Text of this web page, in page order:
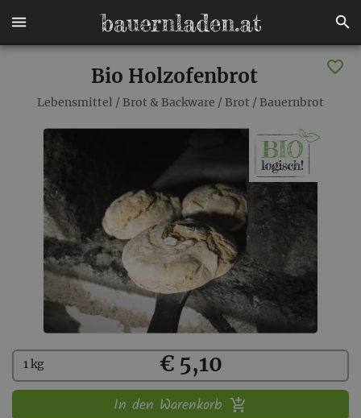
Bio Holzofenbrot
Lebensmittel / Brot & Backware / Brot / Bauernbrot
Kaufen
1 kg € 5,10
In den Warenkorb